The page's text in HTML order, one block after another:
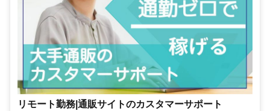
リモート勤務|通販サイトのカスタマーサポート